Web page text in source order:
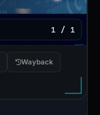
1 / 1
Wayback